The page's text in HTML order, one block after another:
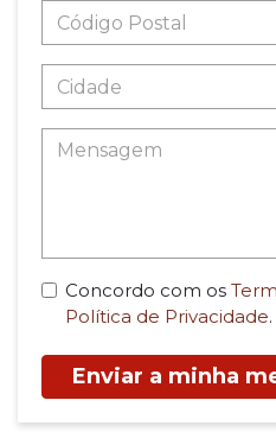
Concordo com os
Política de Privacidade.
Enviar a minha